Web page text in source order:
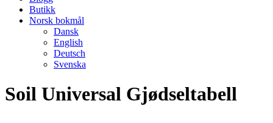
Butikk
Norsk bokmål
Dansk
English
Deutsch
Svenska
Soil Universal Gjødseltabell